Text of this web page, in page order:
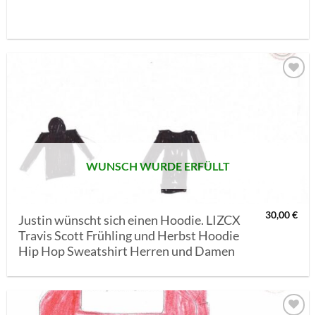
WUNSCH WURDE ERFÜLLT
Justin wünscht sich einen Hoodie. LIZCX
Travis Scott Frühling und Herbst Hoodie
Hip Hop Sweatshirt Herren und Damen
30,00€